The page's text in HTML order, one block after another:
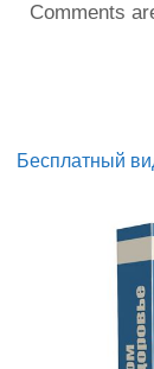
Comments
Бесплатный